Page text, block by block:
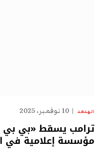
الهدهد 10 نوفمبر، 2025
ترامب يسقط «بي
مؤسسة إعلامية في